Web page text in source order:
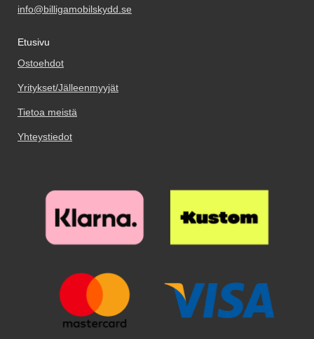
info@billigamobilskydd.se
Etusivu
Ostoehdot
Yritykset/Jälleenmyyjät
Tietoa meistä
Yhteystiedot